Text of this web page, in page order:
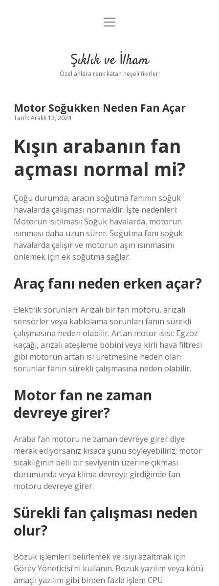
Anasayfa
Yasal Uyarı
menüyü
Şıklık ve İlham
Özel anlara renk katan neşeli fikirler!
Motor Soğukken Neden Fan Açar
Tarih: Aralık 13, 2024
Kışın arabanın fan
açması normal mi?
Çoğu durumda, aracın soğutma fanının soğuk
havalarda çalışması normaldir. İşte nedenleri:
Motorun ısıtılması: Soğuk havalarda, motorun
ısınması daha uzun sürer. Soğutma fanı soğuk
havalarda çalışır ve motorun aşırı ısınmasını
önlemek için ek soğutma sağlar.
Araç fanı neden erken açar?
Elektrik sorunları: Arızalı bir fan motoru, arızalı
sensörler veya kablolama sorunları fanın sürekli
çalışmasına neden olabilir. Artan motor ısısı: Egzoz
kaçağı, arızalı ateşleme bobini veya kirli hava filtresi
gibi motorun artan ısı üretmesine neden olan
sorunlar fanın sürekli çalışmasına neden olabilir.
Motor fan ne zaman
devreye girer?
Araba fan motoru ne zaman devreye girer diye
merak ediyorsanız kısaca şunu söyleyebiliriz; motor
sıcaklığının belli bir seviyenin üzerine çıkması
durumunda veya klima devreye girdiğinde fan
motoru devreye girer.
Sürekli fan çalışması neden
olur?
Bozuk işlemleri belirlemek ve ısıyı azaltmak için
Görev Yöneticisi’ni kullanın. Bozuk yazılım veya kötü
amaçlı yazılım gibi birden fazla işlem CPU